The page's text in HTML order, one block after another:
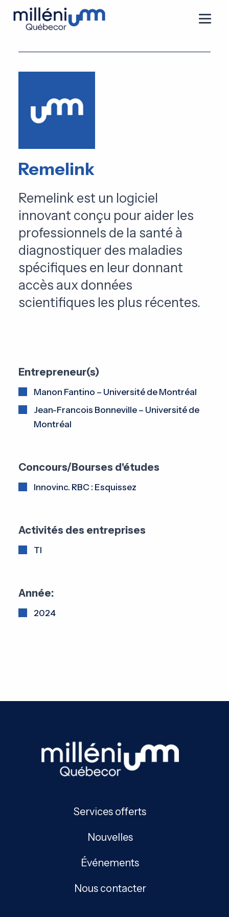
Remelink
Remelink est un logiciel
innovant conçu pour aider les
professionnels de la santé à
diagnostiquer des maladies
spécifiques en leur donnant
accès aux données
scientifiques les plus récentes.
Entrepreneur(s)
Manon Fantino – Université de Montréal
Jean-Francois Bonneville – Université de
Montréal
Concours/Bourses d'études
Innovinc. RBC : Esquissez
Activités des entreprises
TI
Année:
2024
Services offerts
Nouvelles
Événements
Nous contacter